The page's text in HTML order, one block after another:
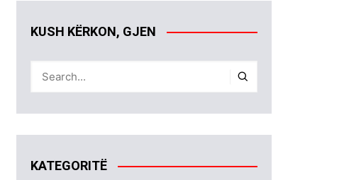
KUSH KËRKON, GJEN
KATEGORITË